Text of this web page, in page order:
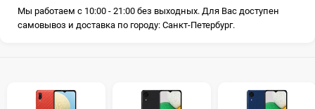
Мы работаем с 10:00 - 21:00 без выходных. Для Вас доступен
самовывоз и доставка по городу: Санкт-Петербург.